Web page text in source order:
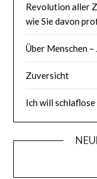
Revolution aller
wie Sie davon
Über Menschen –
Zuversicht
Ich will